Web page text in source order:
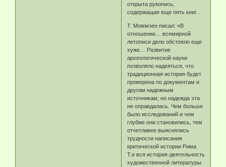
открыта рукопись,
содержащая еще пять книг .
Т. Моммзен писал: «В
отношении… всемирной
летописи дело обстояло еще
хуже… Развитие
археологической науки
позволяло надеяться, что
традиционная история будет
проверена по документам и
другим надежным
источникам; но надежда эта
не оправдалась. Чем больше
было исследований и чем
глубже они становились, тем
отчетливее выяснялись
трудности написания
критической истории Рима
Т.е вся история-деятельность
художественной литературы